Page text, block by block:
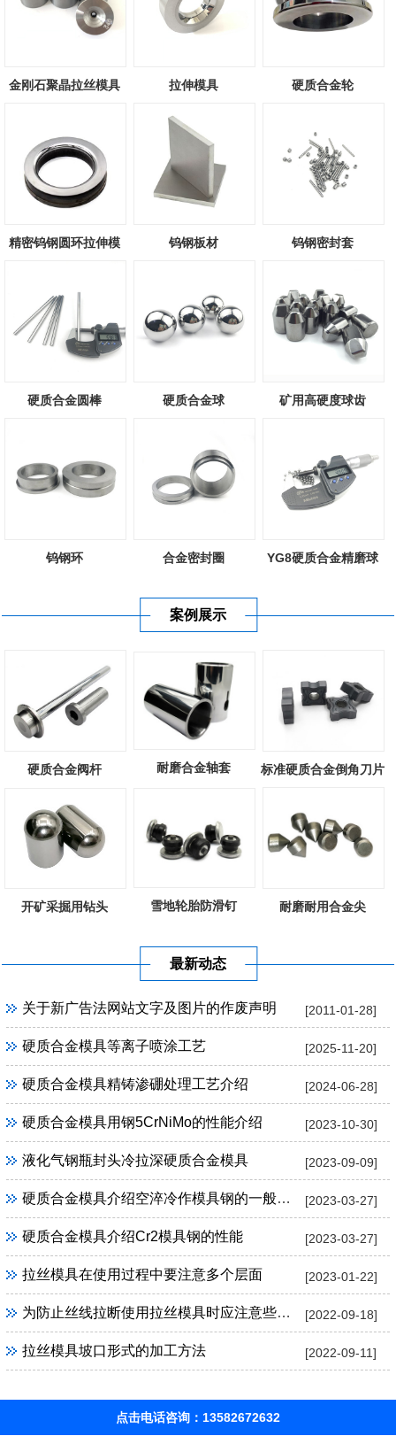
金刚石聚晶拉丝模具 拉伸模具 硬质合金轮
精密钨钢圆环拉伸模 钨钢板材 钨钢密封套
硬质合金圆棒 硬质合金球 矿用高硬度球齿
钨钢环 合金密封圈 YG8硬质合金精磨球
案例展示
硬质合金阀杆 耐磨合金轴套 标准硬质合金倒角刀片
开矿采掘用钻头 雪地轮胎防滑钉 耐磨耐用合金尖
最新动态
[2011-01-28]
关于新广告法网站文字及图片的作废声明
[2025-11-20]
硬质合金模具等离子喷涂工艺
[2024-06-28]
硬质合金模具精铸渗硼处理工艺介绍
[2023-10-30]
硬质合金模具用钢5CrNiMo的性能介绍
[2023-09-09]
液化气钢瓶封头冷拉深硬质合金模具
[2023-03-27]
硬质合金模具介绍空淬冷作模具钢的一般特性
[2023-03-27]
硬质合金模具介绍Cr2模具钢的性能
[2023-01-22]
拉丝模具在使用过程中要注意多个层面
[2022-09-18]
为防止丝线拉断使用拉丝模具时应注意些什么
[2022-09-11]
拉丝模具坡口形式的加工方法
点击电话咨询：13582672632